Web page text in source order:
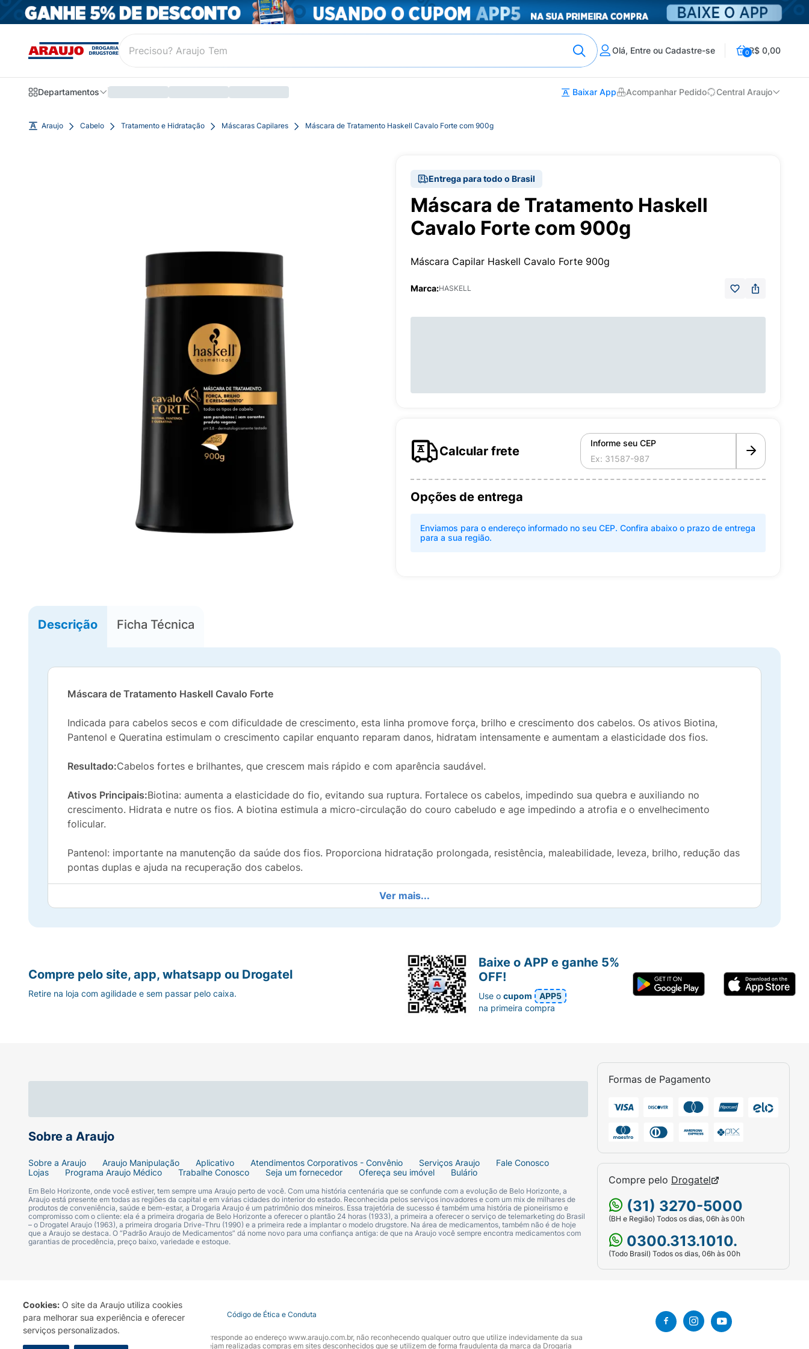
Cookies: O site da Araujo utiliza cookies
para melhorar sua experiência e oferecer
serviços personalizados.
Olá, Entre ou Cadastre-se 0R$ 0,00
Departamentos Baixar App Acompanhar Pedido Central Araujo
Araujo Cabelo Tratamento e Hidratação Máscaras Capilares Máscara de Tratamento Haskell Cavalo Forte com 900g
Entrega para todo o Brasil
Máscara de Tratamento Haskell
Cavalo Forte com 900g
Máscara Capilar Haskell Cavalo Forte 900g
Marca:HASKELL
Calcular frete
Informe seu CEP
Opções de entrega
Enviamos para o endereço informado no seu CEP. Confira abaixo o prazo de entrega
para a sua região.
Descrição Ficha Técnica
Máscara de Tratamento Haskell Cavalo Forte
Indicada para cabelos secos e com dificuldade de crescimento, esta linha promove força, brilho e crescimento dos cabelos. Os ativos Biotina,
Pantenol e Queratina estimulam o crescimento capilar enquanto reparam danos, hidratam intensamente e aumentam a elasticidade dos fios.
Resultado:Cabelos fortes e brilhantes, que crescem mais rápido e com aparência saudável.
Ativos Principais:Biotina: aumenta a elasticidade do fio, evitando sua ruptura. Fortalece os cabelos, impedindo sua quebra e auxiliando no
crescimento. Hidrata e nutre os fios. A biotina estimula a micro-circulação do couro cabeludo e age impedindo a atrofia e o envelhecimento
folicular.
Pantenol: importante na manutenção da saúde dos fios. Proporciona hidratação prolongada, resistência, maleabilidade, leveza, brilho, redução das
pontas duplas e ajuda na recuperação dos cabelos.
Queratina: proteína fibrosa que envolve o fio e forma uma película que confere resistência, elasticidade e impermeabilidade. Ajuda no processo de
formação da estrutura capilar. Quando o cabelo perde queratina, ele fica fraco, quebradiço e sem brilho.
em todo o comprimento e pontas. Massageie e deixe agir por 15 minutos. Enxágue abundantemente. Após retirar todo o produto, utilize o
condicionador cavalo forte conforme instruções da embalagem. Esta máscara é dermatologicamente testada e seu pH é 3,5.
Ver mais...
Sobre a Araujo
Sobre a Araujo Araujo Manipulação Aplicativo Atendimentos Corporativos - Convênio Serviços Araujo
Fale Conosco
Lojas
Programa Araujo Médico Trabalhe Conosco Seja um fornecedor Ofereça seu imóvel Bulário
Em Belo Horizonte, onde você estiver, tem sempre uma Araujo perto de você. Com uma história centenária que se confunde com a evolução de Belo Horizonte, a
Araujo está presente em todas as regiões da capital e em várias cidades do interior do estado. Reconhecida pelos serviços inovadores e com um mix de milhares de
produtos de conveniência, saúde e bem-estar, a Drogaria Araujo é um patrimônio dos mineiros. Essa trajetória de sucesso é também uma história de pioneirismo e
compromisso com o cliente: ela é a primeira drogaria de Belo Horizonte a oferecer o plantão 24 horas (1933), a primeira a oferecer o serviço de telemarketing do Brasil
– o Drogatel Araujo (1963), a primeira drogaria Drive-Thru (1990) e a primeira rede a implantar o modelo drugstore. Na área de medicamentos, também não é de hoje
que a Araujo se destaca. O “Padrão Araujo de Medicamentos” dá nome novo para uma confiança antiga: de que na Araujo você sempre encontra medicamentos com
garantias de procedência, preço baixo, variedade e estoque.
Formas de Pagamento
Compre pelo Drogatel
(31) 3270-5000
(BH e Região) Todos os dias, 06h às 00h
0300.313.1010.
(Todo Brasil) Todos os dias, 06h às 00h
Compre pelo site, app, whatsapp ou Drogatel
Retire na loja com agilidade e sem passar pelo caixa.
Baixe o APP e ganhe 5%
OFF!
Use ocupom
APP5
na primeira compra
Termo de Uso Portal da Privacidade Covid-19 Código de Ética e Conduta
A Drogaria Araujo S/A informa que o seu site oficial corresponde ao endereço www.araujo.com.br, não reconhecendo qualquer outro que utilize indevidamente da sua
marca. Para sua segurança recomendamos que não sejam realizadas compras em sites desconhecidos que se utilizem de forma fraudulenta da marca da Drogaria